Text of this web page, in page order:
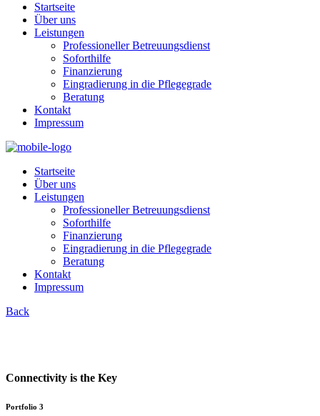
Startseite
Über uns
Leistungen
Professioneller Betreuungsdienst
Soforthilfe
Finanzierung
Eingradierung in die Pflegegrade
Beratung
Kontakt
Impressum
Startseite
Über uns
Leistungen
Professioneller Betreuungsdienst
Soforthilfe
Finanzierung
Eingradierung in die Pflegegrade
Beratung
Kontakt
Impressum
Back
Connectivity is the Key
Portfolio 3